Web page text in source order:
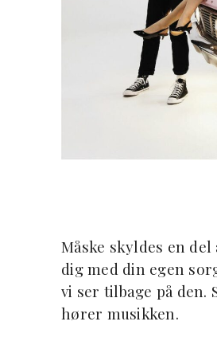
Måske skyldes en
dig med din egen
vi ser tilbage på den.
hører musikken.